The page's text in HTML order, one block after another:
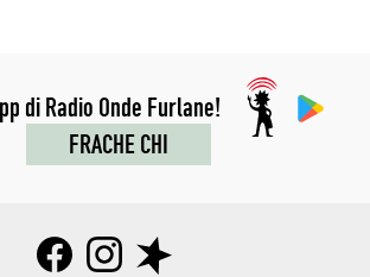
di Radio Onde Furlane!
FRACHE CHI